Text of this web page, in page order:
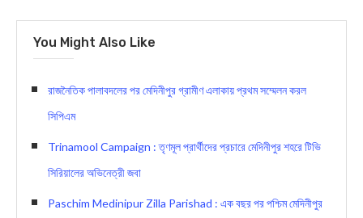
You Might Also Like
রাজনৈতিক পালাবদলের পর মেদিনীপুর গ্রামীণ এলাকায় প্রথম সম্মেলন করল
সিপিএম
Trinamool Campaign : তৃণমূল প্রার্থীদের প্রচারে মেদিনীপুর শহরে টিভি
সিরিয়ালের অভিনেত্রী জবা
Paschim Medinipur Zilla Parishad : এক বছর পর পশ্চিম মেদিনীপুর